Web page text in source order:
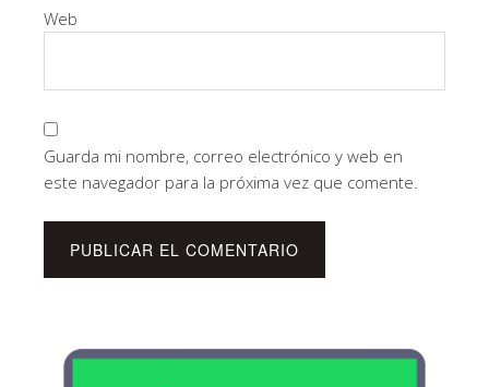
Web
Guarda mi nombre, correo electrónico y web en
este navegador para la próxima vez que comente.